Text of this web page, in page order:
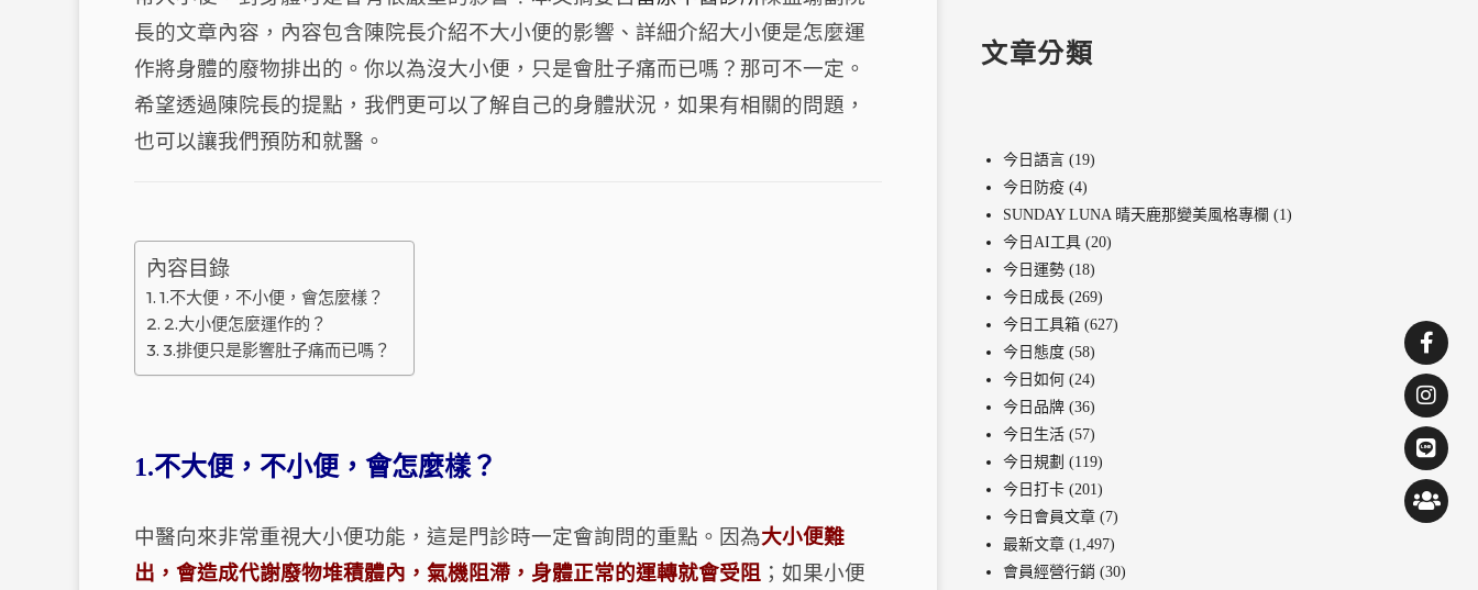
o
k
長的文章內容，內容包含陳院長介紹不大小便的影響、詳細介紹大小便是怎麼運
作將身體的廢物排出的。你以為沒大小便，只是會肚子痛而已嗎？那可不一定。
希望透過陳院長的提點，我們更可以了解自己的身體狀況，如果有相關的問題，
也可以讓我們預防和就醫。
內容目錄
1.不大便，不小便，會怎麼樣？
2.大小便怎麼運作的？
3.排便只是影響肚子痛而已嗎？
1.不大便，不小便，會怎麼樣？
中醫向來非常重視大小便功能，這是門診時一定會詢問的重點。因為大小便難
出，會造成代謝廢物堆積體內，氣機阻滯，身體正常的運轉就會受阻 ；如果小便
文章分類
今日語言 (19)
今日防疫 (4)
SUNDAY LUNA 晴天鹿那變美風格專欄 (1)
今日AI工具 (20)
今日運勢 (18)
今日成長 (269)
今日工具箱 (627)
今日態度 (58)
今日如何 (24)
今日品牌 (36)
今日生活 (57)
今日規劃 (119)
今日打卡 (201)
今日會員文章 (7)
最新文章 (1,497)
會員經營行銷 (30)